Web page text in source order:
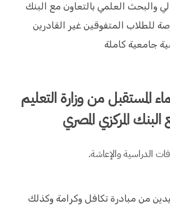
والبحث العلمي بالتعاون مع البنك
للطلاب المتفوقين غير القادرين
جامعية كاملة
المستقبل من وزارة التعليم
البنك المركزي المصري
الدراسية والإعاشة.
من مبادرة تكافل وكرامة وكذلك